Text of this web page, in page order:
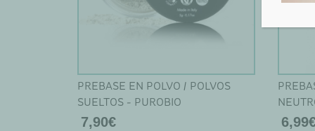
página
de
producto
página
de
PREBASE EN POLVO / POLVOS
SUELTOS - PUROBIO
7,90€ 6,99